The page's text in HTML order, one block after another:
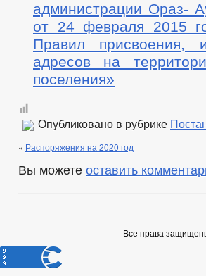
администрации Ораз-
от 24 февраля 2015
Правил присвоения,
адресов на
поселения»
Опубликовано в рубрике
« Распоряжения на 2020 год
Вы можете оставить
Все права